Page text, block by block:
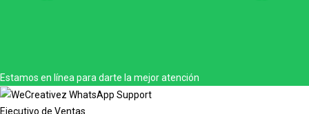
Estamos en línea para darte la mejor atención
Ejecutivo de Ventas